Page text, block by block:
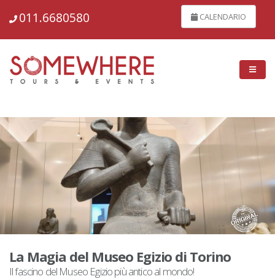
011.6680580 CALENDARIO
La Magia del Museo Egizio di Torino
Il fascino del Museo Egizio più antico al mondo!